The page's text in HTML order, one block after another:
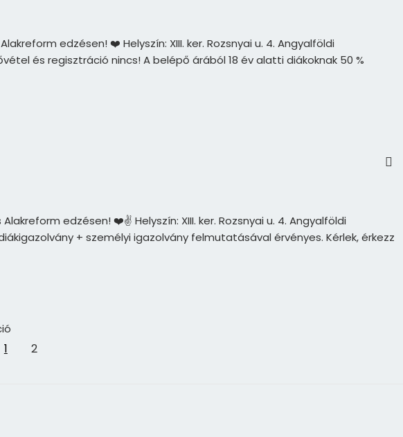
edzésen! ❤️ Helyszín: XIII. ker. Rozsnyai u. 4. Angyalföldi
és regisztráció nincs! A belépő árából 18 év alatti diákoknak 50 %
edzésen! ❤️✌️ Helyszín: XIII. ker. Rozsnyai u. 4. Angyalföldi
+ személyi igazolvány felmutatásával érvényes. Kérlek, érkezz
1 2